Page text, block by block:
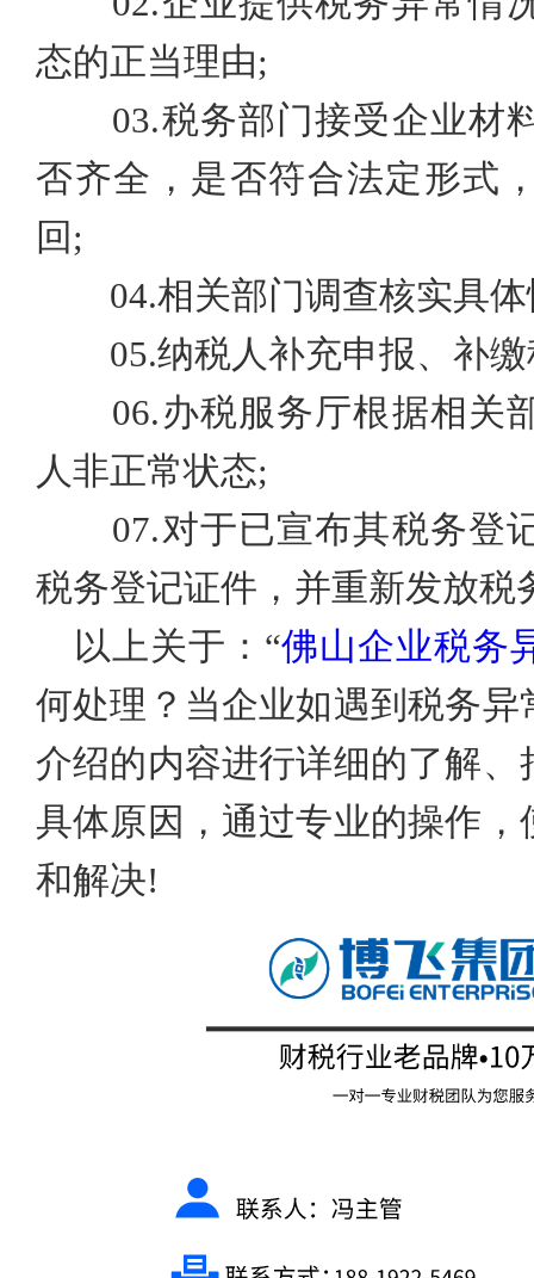
态的正当理由;
03.税务部门接受企业材
否齐全，是否符合法定形式
回 ;
04.相关部门调查核实具
05.纳税人补充申报、补
06.办税服务厅根据相关
人非正常状态;
07.对于已宣布其税务登
税务登记证件，并重新发放税
以上关于： “佛山企业税务
何处理？当企业如遇到税务异
介绍的内容进行详细的了解
具体原因，通过专业的操作
和解决!